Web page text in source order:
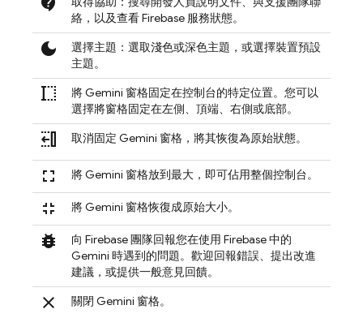
絡，以及查看 Firebase 服務狀態。
dark_mode
選擇主題：選取淺色或深色主題，或選擇裝置預設
主題。
text_select_start
將 Gemini 窗格固定在控制台的特定位置。您可以
選擇將窗格固定在左側、頂端、右側或底部。
text_select_move_back_word 取消固定 Gemini 窗格，將其恢復為原始狀態。
fullscreen 將 Gemini 窗格放到最大，即可佔用整個控制台。
fullscreen_exit 將 Gemini 窗格恢復成原始大小。
bug_report 向 Firebase 團隊回報您在使用 Firebase中的
Gemini 時遇到的問題。歡迎回報錯誤、提出改進
建議，或提供一般意見回饋。
close 關閉 Gemini 窗格。